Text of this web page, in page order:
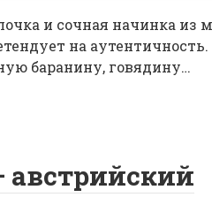
и сочная начинка из
на аутентичность.
баранину, говядину…